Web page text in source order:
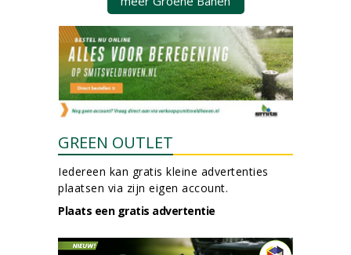
GREEN OUTLET
Iedereen kan gratis kleine advertenties
plaatsen via zijn eigen account.
Plaats een gratis advertentie